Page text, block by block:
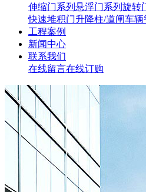
伸缩门系列 悬浮门系列 旋转
快速堆积门升降柱/道闸车辆
工程案例
新闻中心
联系我们
在线留言在线订购